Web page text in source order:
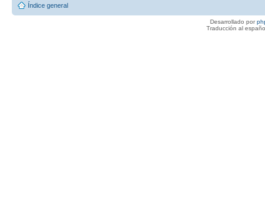
Índice general
Desarrollado por
Traducción al